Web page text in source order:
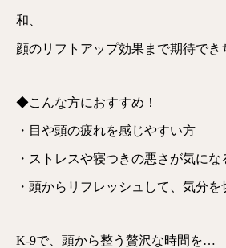
和、
顔のリフトアップ効果まで期待で
◆こんな方におすすめ！
・目や頭の疲れを感じやすい方
・ストレスや寝つきの悪さが気にな
・頭からリフレッシュして、気分
K-9で、頭から整う贅沢な時間を…